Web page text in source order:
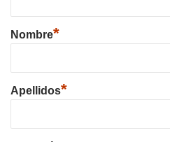
Nombre*
Apellidos*